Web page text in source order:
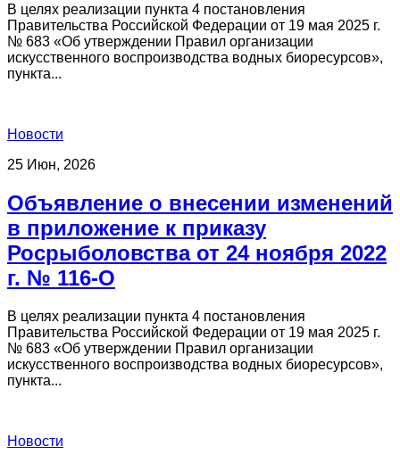
В целях реализации пункта 4 постановления
Правительства Российской Федерации от 19 мая 2025 г.
№ 683 «Об утверждении Правил организации
искусственного воспроизводства водных биоресурсов»,
пункта...
Новости
25 Июн, 2026
Объявление о внесении изменений
в приложение к приказу
Росрыболовства от 24 ноября 2022
г. № 116-О
В целях реализации пункта 4 постановления
Правительства Российской Федерации от 19 мая 2025 г.
№ 683 «Об утверждении Правил организации
искусственного воспроизводства водных биоресурсов»,
пункта...
Новости